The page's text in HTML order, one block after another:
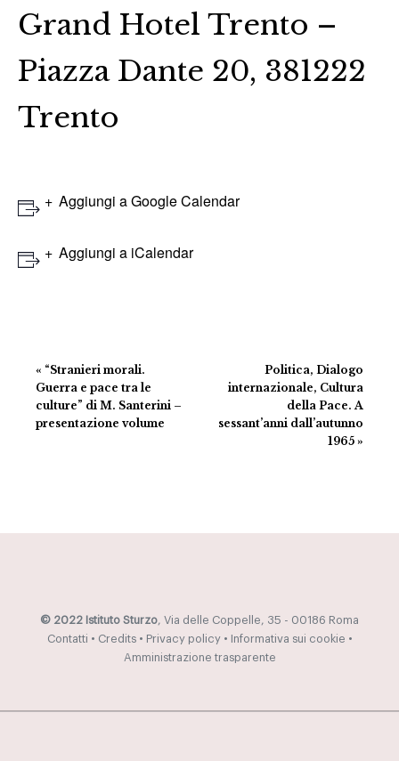
Grand Hotel Trento –
Piazza Dante 20, 381222
Trento
Aggiungi a Google Calendar
Aggiungi a iCalendar
Evento
Navigazione
« “Stranieri morali.
Guerra e pace tra le
culture” di M. Santerini –
presentazione volume
Politica, Dialogo
internazionale, Cultura
della Pace. A
sessant’anni dall’autunno
1965 »
© 2022 Istituto Sturzo, Via delle Coppelle, 35 - 00186 Roma
Contatti • Credits• Privacy policy• Informativa sui cookie •
Amministrazione trasparente